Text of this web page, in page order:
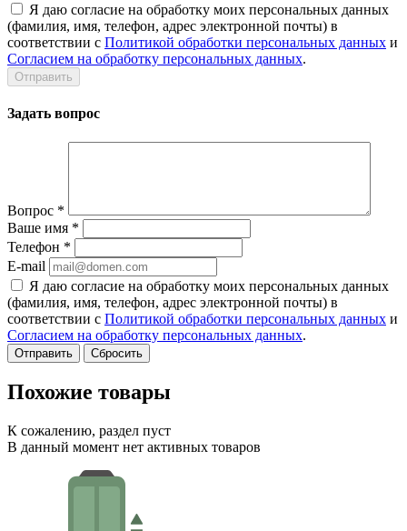
Я даю согласие на обработку моих персональных данных
(фамилия, имя, телефон, адрес электронной почты) в
соответствии с Политикой обработки персональных данных и
Согласием на обработку персональных данных.
Задать вопрос
Вопрос *
Ваше имя *
Телефон *
E-mail
Я даю согласие на обработку моих персональных данных
(фамилия, имя, телефон, адрес электронной почты) в
соответствии с Политикой обработки персональных данных и
Согласием на обработку персональных данных.
Сбросить
Похожие товары
К сожалению, раздел пуст
В данный момент нет активных товаров